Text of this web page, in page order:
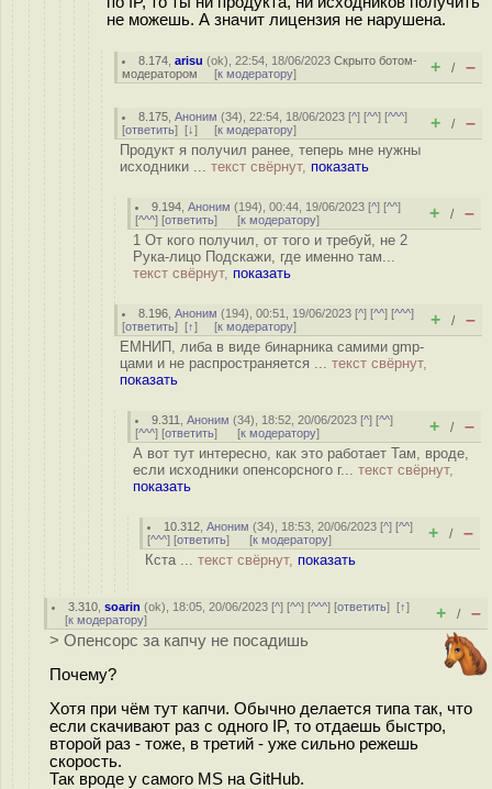
не можешь. А значит лицензия не нарушена.
8.174 ,arisu (ok), 22:54, 18/06/2023Скрыто ботом-
модератором [к модератору] + / –
8.175 ,Аноним (34), 22:54, 18/06/2023 [^] [^^] [^^^]
[ответить] [↓] [к модератору] + / –
Продукт я получил ранее, теперь мне нужны
исходники ... текст свёрнут, показать
9.194 ,Аноним (194), 00:44, 19/06/2023 [^] [^^]
[^^^] [ответить] [к модератору] + / –
1 От кого получил, от того и требуй, не 2
Рука-лицо Подскажи, где именно там...
текст свёрнут, показать
8.196 ,Аноним (194), 00:51, 19/06/2023 [^] [^^] [^^^]
[ответить] [↑] [к модератору] + / –
ЕМНИП, либа в виде бинарника самими gmp-
цами и не распространяется ... текст свёрнут,
показать
9.311 ,Аноним (34), 18:52, 20/06/2023 [^] [^^]
[^^^] [ответить] [к модератору] + / –
А вот тут интересно, как это работает Там, вроде,
если исходники опенсорсного г... текст свёрнут,
показать
10.312 ,Аноним (34), 18:53, 20/06/2023 [^] [^^]
[^^^] [ответить] [к модератору] + / –
Кста ... текст свёрнут, показать
3.310 ,soarin (ok), 18:05, 20/06/2023 [^] [^^] [^^^] [ответить][↑]
[к модератору] + / –
> Опенсорс за капчу не посадишь
Почему?
Хотя при чём тут капчи. Обычно делается типа так, что
если скачивают раз с одного IP, то отдаешь быстро,
второй раз - тоже, в третий - уже сильно режешь
скорость.
Так вроде у самого MS на GitHub.